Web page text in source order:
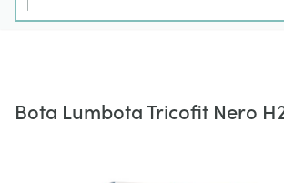
Product, merk, categorie...
Bota Lumbota Tricofit Nero